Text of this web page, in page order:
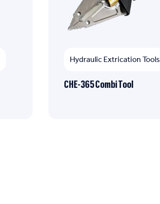
Hydraulic Extrication Tools
CHE-365 Combi Tool